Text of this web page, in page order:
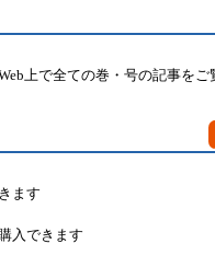
上で全ての巻・号の記事をご
購入する
ます
入できます